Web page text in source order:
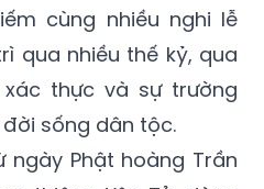
cùng nhiều nghi lễ
qua nhiều thế kỷ, qua
thực và sự trường
sống dân tộc.
ngày Phật hoàng Trần